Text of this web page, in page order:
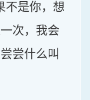
不是你，想
次，我会
尝什么叫